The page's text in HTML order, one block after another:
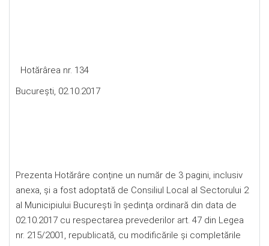
Hotărârea nr. 134
Bucureşti, 02.10.2017
Prezenta Hotărâre conține un număr de 3 pagini, inclusiv
anexa, și a fost adoptată de Consiliul Local al Sectorului 2
al Municipiului Bucureşti în şedinţa ordinară din data de
02.10.2017 cu respectarea prevederilor art. 47 din Legea
nr. 215/2001, republicată, cu modificările şi completările